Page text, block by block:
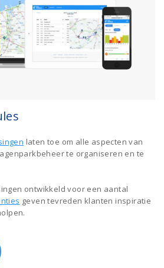
laten toe om alle aspecten van
te organiseren en te
ontwikkeld voor een aantal
geven tevreden klanten inspiratie